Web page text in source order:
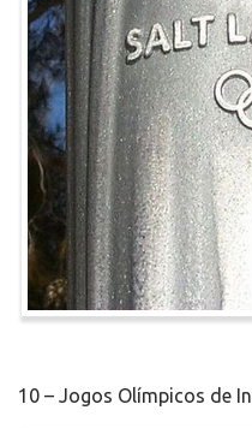
10 – Jogos Olímpicos de